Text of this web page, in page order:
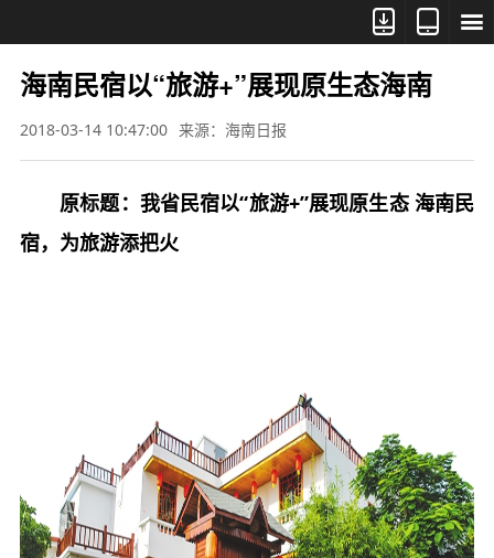



海南民宿以“旅游+”展现原生态海南
2018-03-14 10:47:00 来源：海南日报
原标题：我省民宿以“旅游+”展现原生态 海南民
宿，为旅游添把火